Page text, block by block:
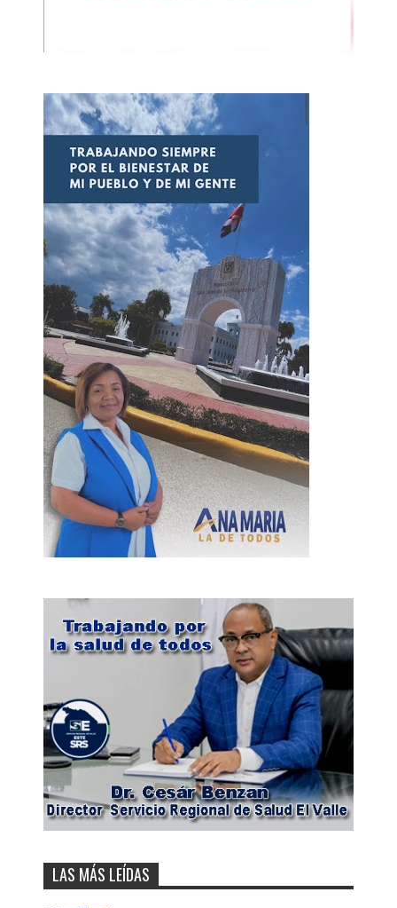
LAS MÁS LEÍDAS